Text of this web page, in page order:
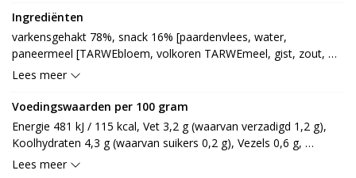
Ingrediënten
varkensgehakt 78%, snack 16% [paardenvlees, water,
paneermeel [TARWEbloem, volkoren TARWEmeel, gist, zout,
water, TARWEzemelen, suiker, lijnzaad, margarine, moutextract
TARWEzetmeel, zout, verdikkingsmiddel: E412, E415],
TARWEmeel (GLUTEN), palmolie, eiwithydrolysaat (SOJA),
gelatine [rund], zout, kruiden, specerij, TARWEvezel, aroma
(GLUTEN, SOJA, TARWE), verdikkingsmiddel: E464, E466,
smaakversterker: E621, E631], bindmiddel [aardappelzetmeel,
Lees meer
Voedingswaarden per 100 gram
Energie 481 kJ / 115 kcal, Vet 3,2 g (waarvan verzadigd 1,2 g),
Koolhydraten 4,3 g (waarvan suikers 0,2 g), Vezels 0,6 g,
Eiwitten 17,3 g, Zout 1,1 g.
Lees meer